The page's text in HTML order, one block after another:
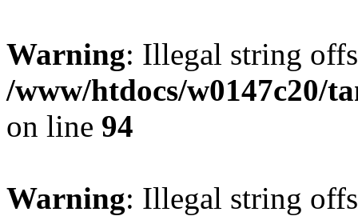
Warning: Illegal string
/www/htdocs/w0147c20/
on line 94
Warning: Illegal string